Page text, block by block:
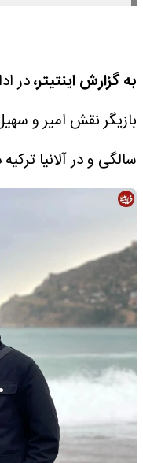
به گزارش اینتیتر،در
سالگی و در آلانیا ترکیه درسال